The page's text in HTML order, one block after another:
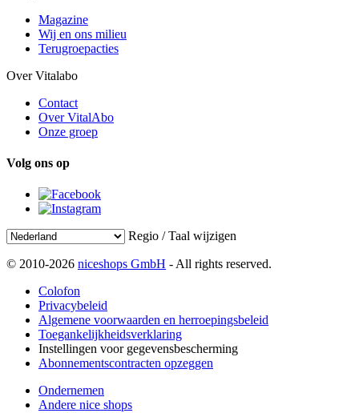
Magazine
Wij en ons milieu
Terugroepacties
Over Vitalabo
Contact
Over VitalAbo
Onze groep
Volg ons op
Regio / Taal wijzigen
© 2010-2026 niceshops GmbH - All rights reserved.
Colofon
Privacybeleid
Algemene voorwaarden en herroepingsbeleid
Toegankelijkheidsverklaring
Instellingen voor gegevensbescherming
Abonnementscontracten opzeggen
Ondernemen
Andere nice shops